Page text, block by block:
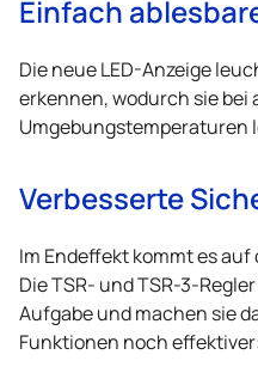
Einfach
Die neue LED-Anzeige
erkennen, wodurch sie
Umgebungstemperaturen
Verbesserte
Im Endeffekt kommt es
Die TSR- und TSR-3-
Aufgabe und machen sie
Funktionen noch